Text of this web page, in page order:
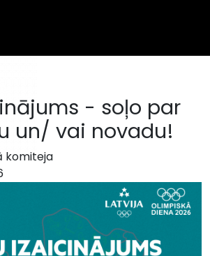
- soļo par
un/ vai novadu!
komiteja